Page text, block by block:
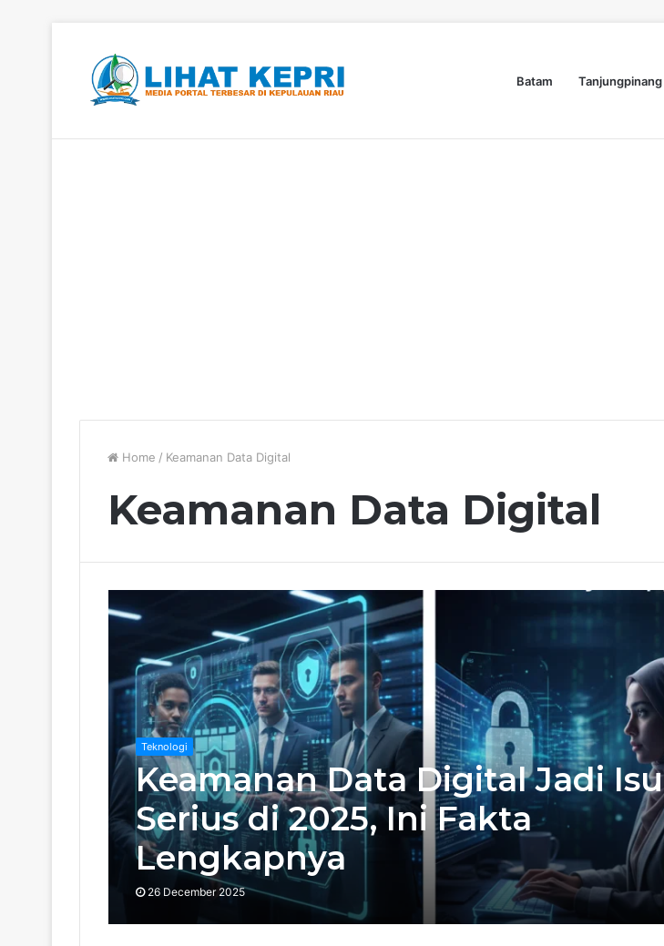
Batam Tanjungpinang
Berita Hangat Dyra Group Luncurkan Dyra Terranova, Teguh Girsang Bawa Semangat Anak Muda Bangun Masa Depan Properti Batam
Home / Keamanan Data Digital
Keamanan Data Digital
Teknologi
Keamanan Data Digital Jadi Isu
Serius di 2025, Ini Fakta
Lengkapnya
26 December 2025